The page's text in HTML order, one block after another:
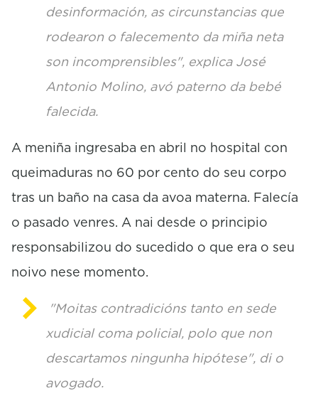
desinformación, as circunstancias que
rodearon o falecemento da miña neta
son incomprensibles", explica José
Antonio Molino, avó paterno da bebé
falecida.
A meniña ingresaba en abril no hospital con
queimaduras no 60 por cento do seu corpo
tras un baño na casa da avoa materna. Falecía
o pasado venres. A nai desde o principio
responsabilizou do sucedido o que era o seu
noivo nese momento.
"Moitas contradicións tanto en sede
xudicial coma policial, polo que non
descartamos ningunha hipótese", di o
avogado.